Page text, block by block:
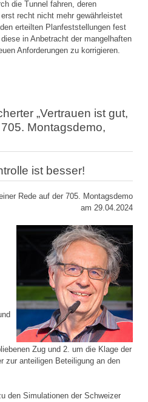
die Tunnel fahren, deren
recht nicht mehr gewährleistet
erteilten Planfeststellungen fest
in Anbetracht der mangelhaften
Anforderungen zu korrigieren.
„Vertrauen ist gut,
Montagsdemo,
ist besser!
Rede auf der 705. Montagsdemo
am 29.04.2024
Zug und 2. um die Klage der
zur anteiligen Beteiligung an den
den Simulationen der Schweizer